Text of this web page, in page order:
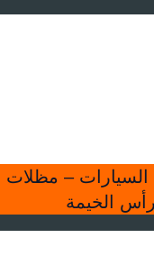
السيارات – مظلات
الخيمة